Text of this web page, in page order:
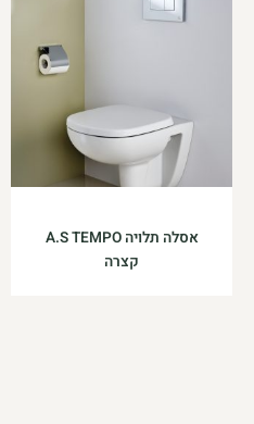
אסלה תלויה A.S TEMPO
קצרה